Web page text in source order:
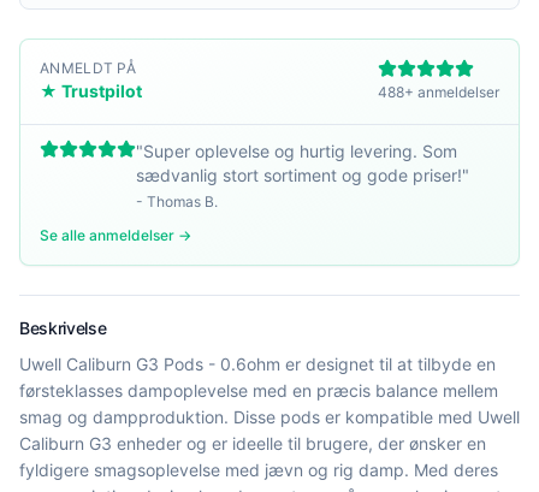
ANMELDT PÅ
★ Trustpilot 488+ anmeldelser
"Super oplevelse og hurtig levering. Som
sædvanlig stort sortiment og gode priser!"
- Thomas B.
Se alle anmeldelser →
Beskrivelse
Uwell Caliburn G3 Pods - 0.6ohm er designet til at tilbyde en
førsteklasses dampoplevelse med en præcis balance mellem
smag og dampproduktion. Disse pods er kompatible med Uwell
Caliburn G3 enheder og er ideelle til brugere, der ønsker en
fyldigere smagsoplevelse med jævn og rig damp. Med deres